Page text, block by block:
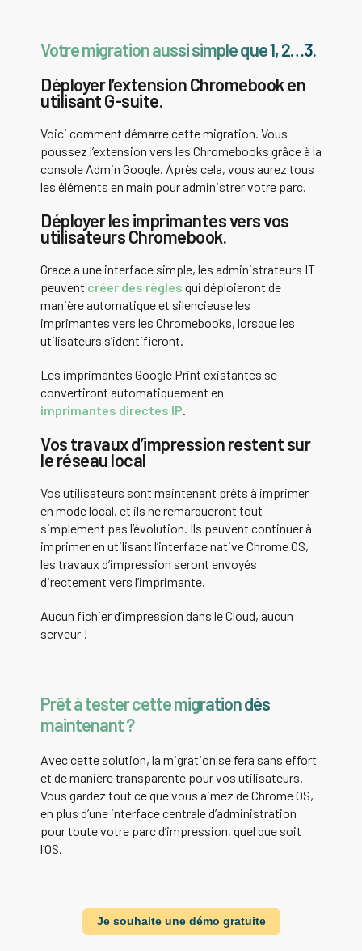
Votre migration aussi simple que 1, 2…3.
Déployer l’extension Chromebook en
utilisant G-suite.
Voici comment démarre cette migration. Vous
poussez l’extension vers les Chromebooks grâce à la
console Admin Google. Après cela, vous aurez tous
les éléments en main pour administrer votre parc.
Déployer les imprimantes vers vos
utilisateurs Chromebook.
Grace a une interface simple, les administrateurs IT
peuvent créer des règles qui déploieront de
manière automatique et silencieuse les
imprimantes vers les Chromebooks, lorsque les
utilisateurs s’identifieront.
Les imprimantes Google Print existantes se
convertiront automatiquement en
imprimantes directes IP.
Vos travaux d’impression restent sur
le réseau local
Vos utilisateurs sont maintenant prêts à imprimer
en mode local, et ils ne remarqueront tout
simplement pas l’évolution. Ils peuvent continuer à
imprimer en utilisant l’interface native Chrome OS,
les travaux d’impression seront envoyés
directement vers l’imprimante.
Aucun fichier d’impression dans le Cloud, aucun
serveur !
Prêt à tester cette migration dès
maintenant ?
Avec cette solution, la migration se fera sans effort
et de manière transparente pour vos utilisateurs.
Vous gardez tout ce que vous aimez de Chrome OS,
en plus d’une interface centrale d’administration
pour toute votre parc d’impression, quel que soit
l’OS.
Je souhaite une démo gratuite